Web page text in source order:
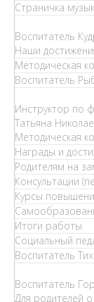
Страничка
Воспитатель
Наши
Методическая
Воспитатель
Инструктор по
Татьяна
Методическая
Награды и
Родителям на
Консультации
Курсы
Итоги работы
Социальный
Воспитатель
Воспитатель
Для родителей о